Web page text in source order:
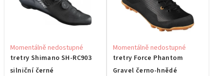
tretry Shimano SH-RC903
silniční černé
Momentálně nedostupné
tretry Force Phantom
Gravel černo-hnědé
Momentálně nedostupné